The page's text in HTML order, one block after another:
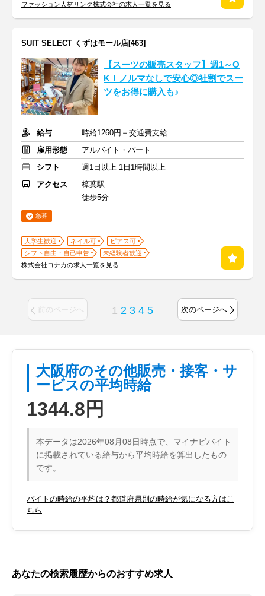
ファッション人材リンク株式会社の求人一覧を見る
SUIT SELECT くずはモール店[463]
【スーツの販売スタッフ】週1～O
K！ノルマなしで安心◎社割でスー
ツをお得に購入も♪
給与
時給1260円＋交通費支給
雇用形態
アルバイト・パート
シフト
週1日以上 1日1時間以上
アクセス
樟葉駅
徒歩5分
急募
大学生歓迎 ネイル可
ピアス可
シフト自由・自己申告
未経験者歓迎
株式会社コナカの求人一覧を見る
前のページへ 1 2 3 4 5 次のページへ
大阪府のその他販売・接客・サ
ービスの平均時給
1344.8円
本データは2026年08月08日時点で、マイナビバイト
に掲載されている給与から平均時給を算出したもの
です。
バイトの時給の平均は？都道府県別の時給が気になる方はこ
ちら
あなたの検索履歴からのおすすめ求人